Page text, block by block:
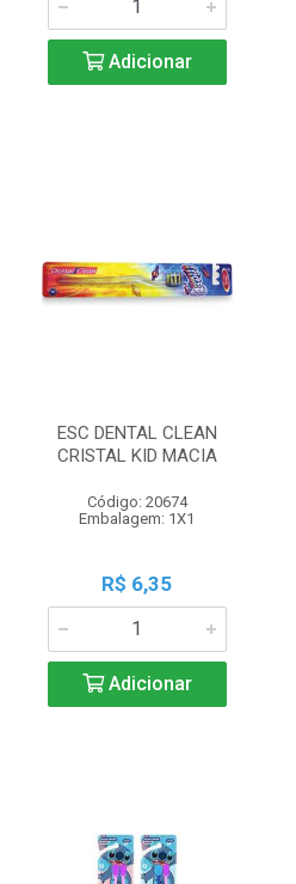
Adicionar
ESC DENTAL CLEAN
CRISTAL KID MACIA
Código: 20674
Embalagem: 1X1
R$ 6,35
Adicionar